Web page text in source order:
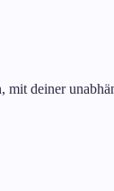
deiner